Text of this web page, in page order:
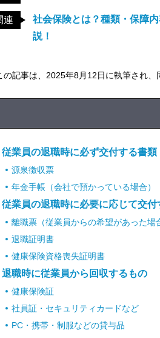
連
社会保険とは？種類・保障
説！
記事は、2025年8月12日に執筆され、
従業員の退職時に必ず交付する書類
源泉徴収票
年金手帳（会社で預かっている場合）
従業員の退職時に必要に応じて交付
離職票（従業員からの希望があった場
退職証明書
健康保険資格喪失証明書
退職時に従業員から回収するもの
健康保険証
社員証・セキュリティカードなど
PC・携帯・制服などの貸与品